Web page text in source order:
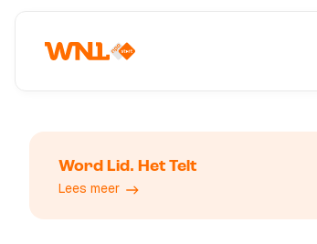
Word Lid. Het Telt
Lees meer